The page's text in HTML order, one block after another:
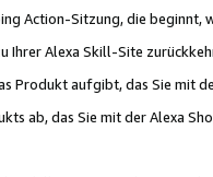
Action-Sitzung, die beginnt,
Alexa Skill-Site
aufgibt, das Sie mit
ab, das Sie mit der Alexa